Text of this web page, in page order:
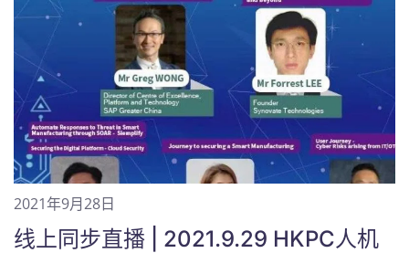
2021年9月28日
线上同步直播 | 2021.9.29 HKPC人机